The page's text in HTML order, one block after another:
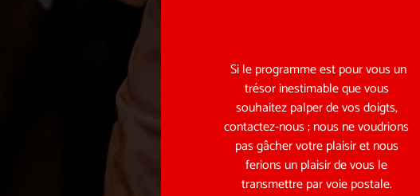
Si le programme est pour vous un
trésor inestimable que vous
souhaitez palper de vos doigts,
contactez-nous ; nous ne voudrions
pas gâcher votre plaisir et nous
ferions un plaisir de vous le
transmettre par voie postale.